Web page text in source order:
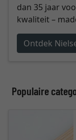
dan 35 jaar
kwaliteit –
Ontdek
Populaire